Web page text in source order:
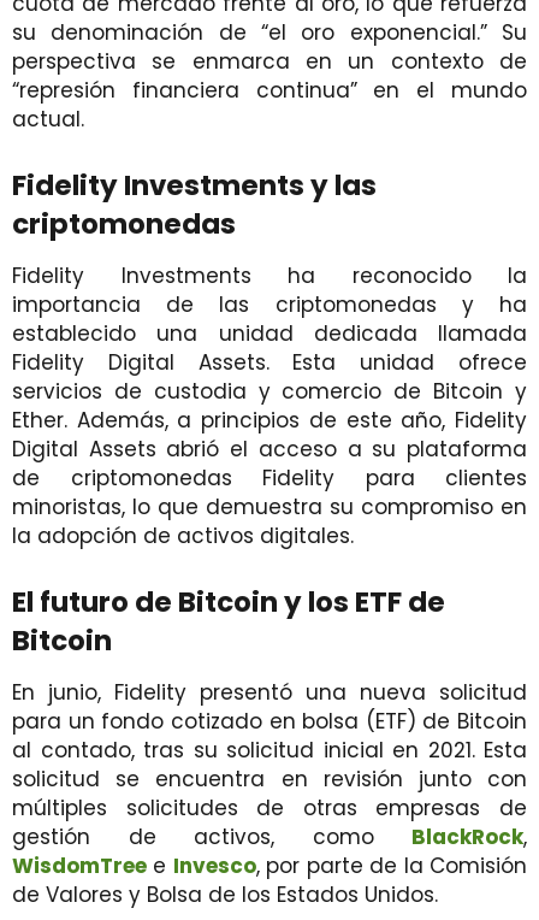
su denominación de “el oro exponencial.” Su
perspectiva se enmarca en un contexto de
“represión financiera continua” en el mundo
actual.
Fidelity Investments y las
criptomonedas
Fidelity Investments ha reconocido la
importancia de las criptomonedas y ha
establecido una unidad dedicada llamada
Fidelity Digital Assets. Esta unidad ofrece
servicios de custodia y comercio de Bitcoin y
Ether. Además, a principios de este año, Fidelity
Digital Assets abrió el acceso a su plataforma
de criptomonedas Fidelity para clientes
minoristas, lo que demuestra su compromiso en
la adopción de activos digitales.
El futuro de Bitcoin y los ETF de
Bitcoin
En junio, Fidelity presentó una nueva solicitud
para un fondo cotizado en bolsa (ETF) de Bitcoin
al contado, tras su solicitud inicial en 2021. Esta
solicitud se encuentra en revisión junto con
múltiples solicitudes de otras empresas de
gestión de activos, como BlackRock,
WisdomTree e Invesco, por parte de la Comisión
de Valores y Bolsa de los Estados Unidos.